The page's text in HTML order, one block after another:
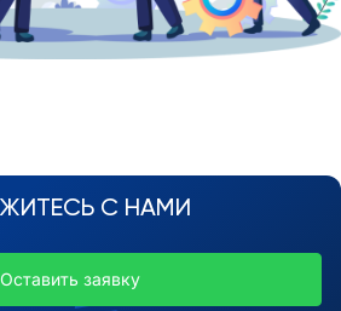
С НАМИ
Оставить заявку